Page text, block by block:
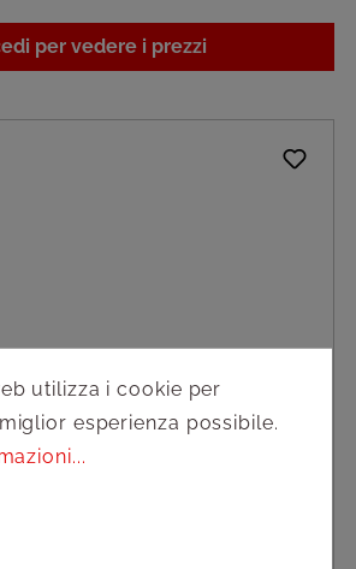
per vedere i prezzi
utilizza i cookie per
esperienza possibile.